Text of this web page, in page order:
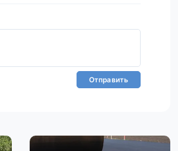
Отправить